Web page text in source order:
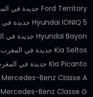
Ford Territory جديدة في المغرب
Hyundai IONIQ 5 جديدة في المغرب
Hyundai Bayon جديدة في المغرب
Kia Seltos جديدة في المغرب
Kia Picanto جديدة في المغرب
Mercedes-Benz Classe A جديدة في المغرب
Mercedes-Benz Classe G جديدة في المغرب